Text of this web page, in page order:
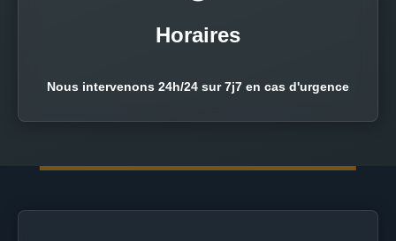
Horaires
Nous intervenons 24h/24 sur 7j7 en cas d'urgence